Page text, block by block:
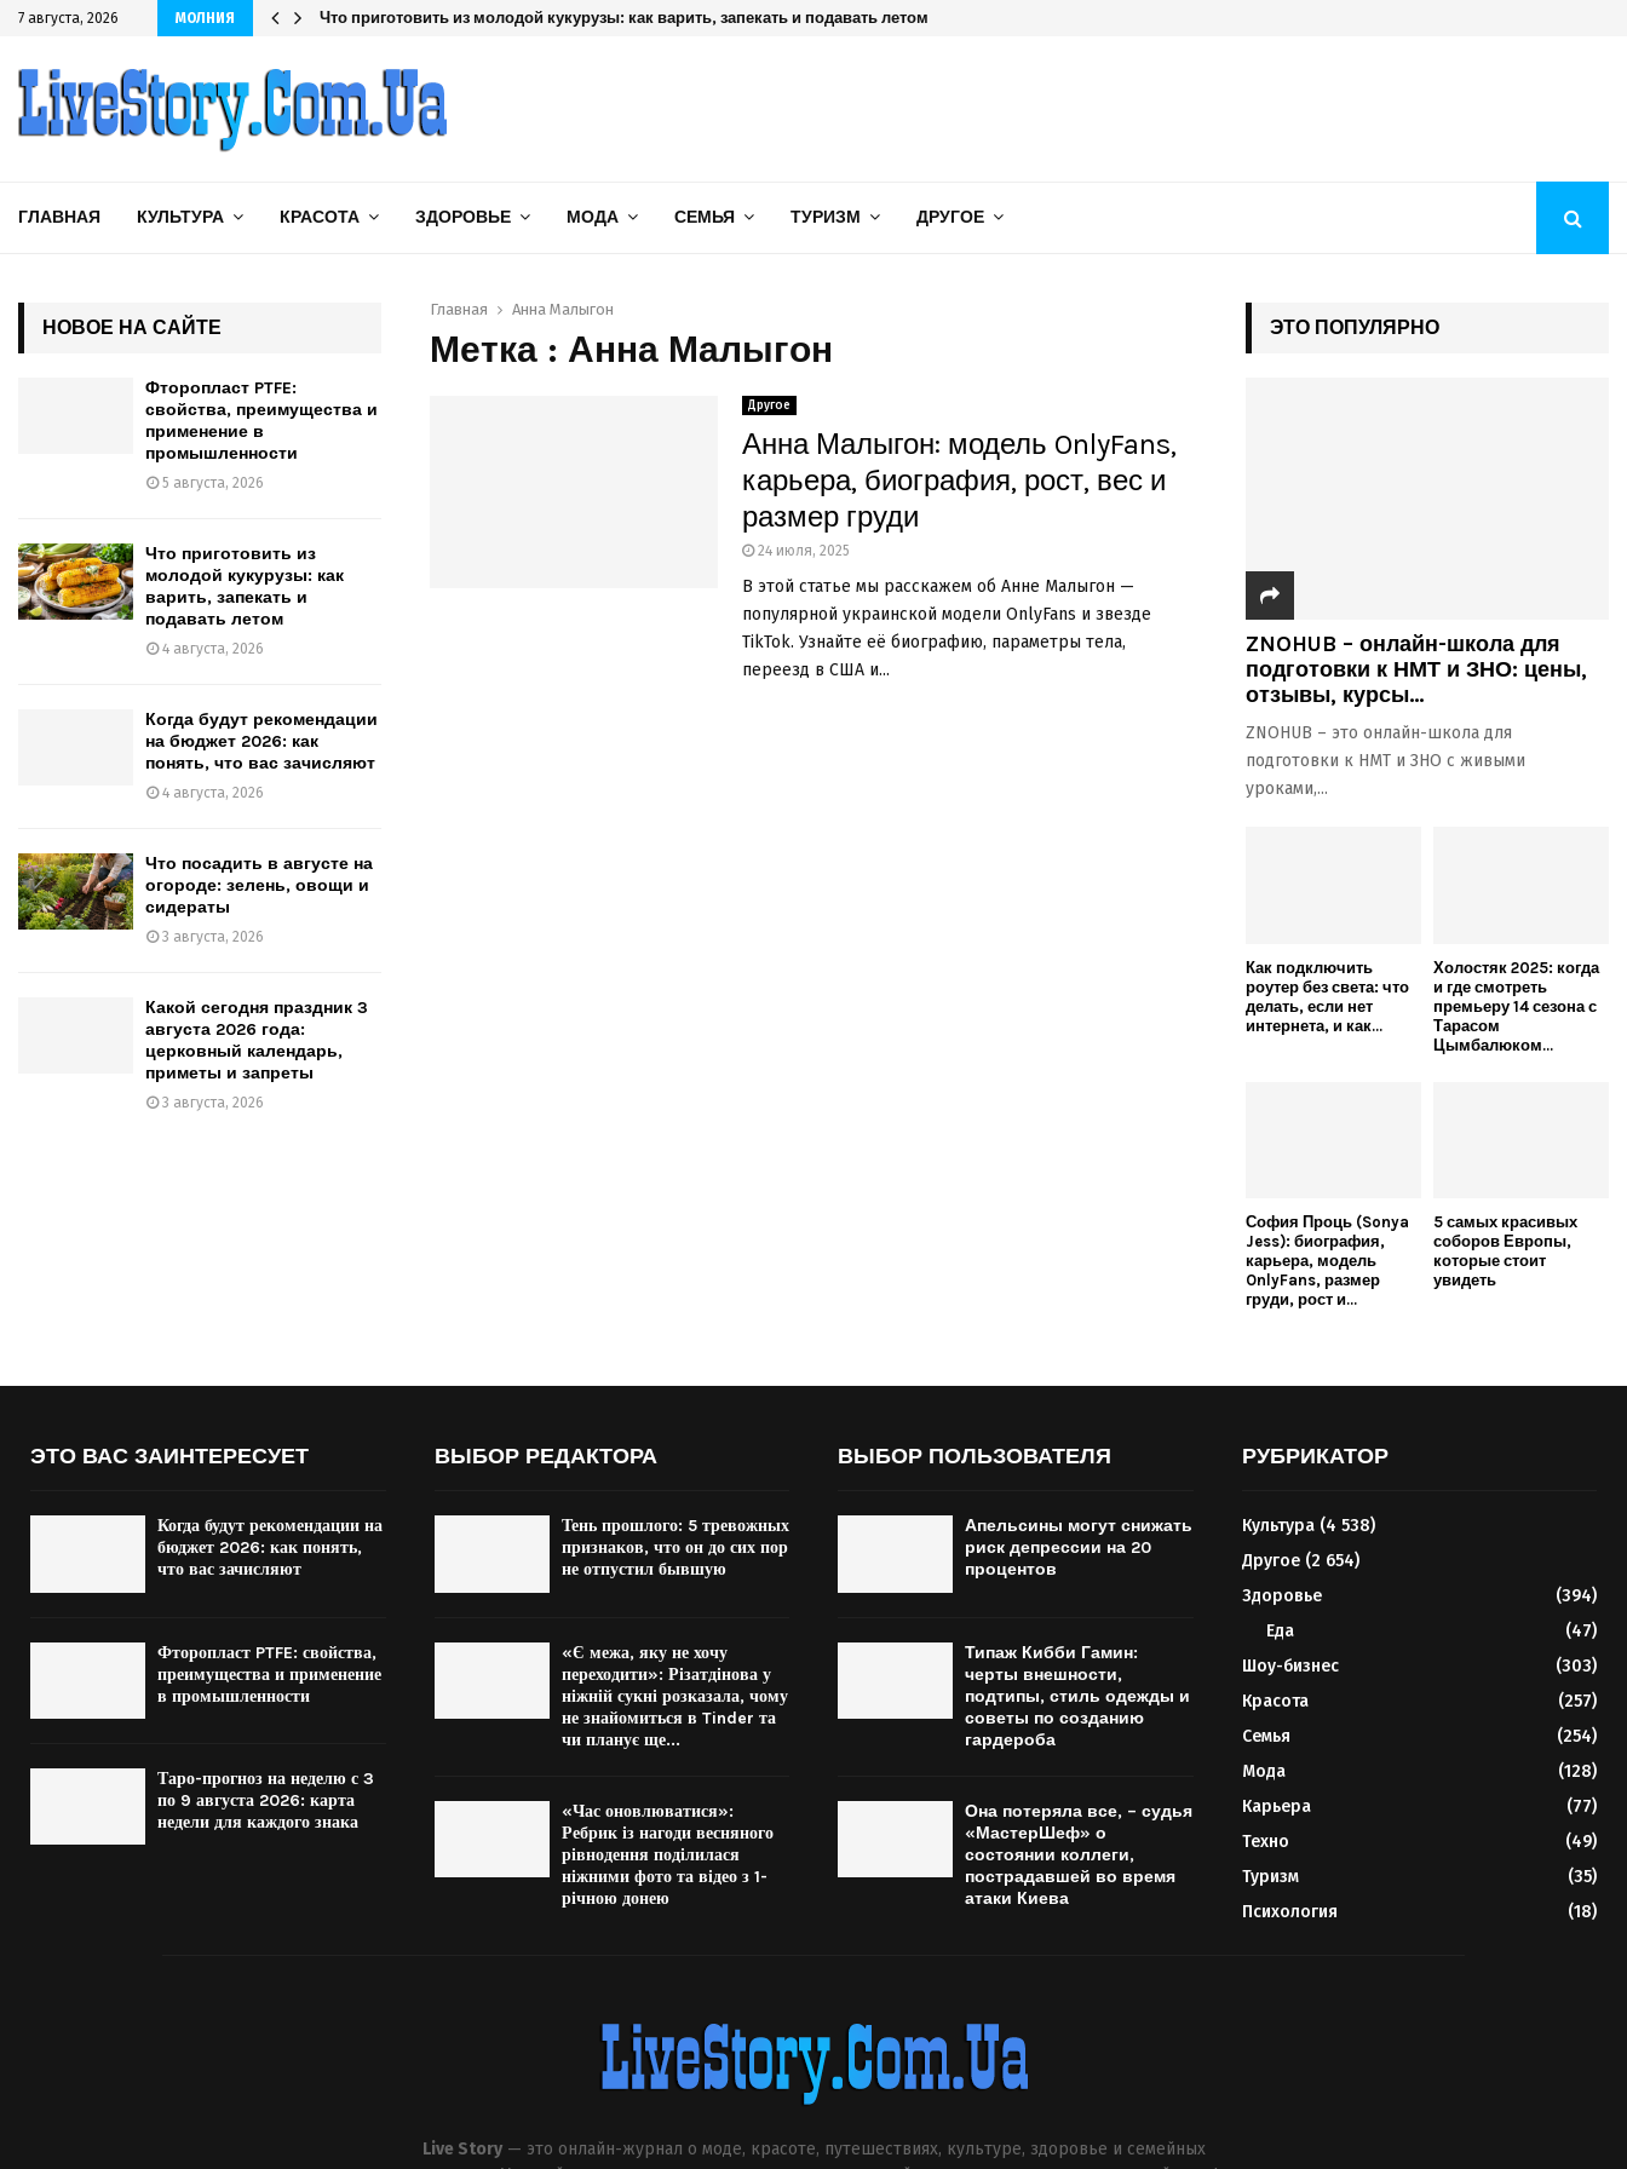
7 августа, 2026 МОЛНИЯ Что приготовить из молодой кукурузы: как варить, запекать и подавать летом
ГЛАВНАЯ КУЛЬТУРА КРАСОТА ЗДОРОВЬЕ МОДА СЕМЬЯ ТУРИЗМ ДРУГОЕ
Главная Анна Малыгон
Метка : Анна Малыгон
Другое
Анна Малыгон: модель OnlyFans,
карьера, биография, рост, вес и
размер груди
24 июля, 2025
В этой статье мы расскажем об Анне Малыгон —
популярной украинской модели OnlyFans и звезде
TikTok. Узнайте её биографию, параметры тела,
переезд в США и...
НОВОЕ НА САЙТЕ
Фторопласт PTFE:
свойства, преимущества и
применение в
промышленности
5 августа, 2026
Что приготовить из
молодой кукурузы: как
варить, запекать и
подавать летом
4 августа, 2026
Когда будут рекомендации
на бюджет 2026: как
понять, что вас зачисляют
4 августа, 2026
Что посадить в августе на
огороде: зелень, овощи и
сидераты
3 августа, 2026
Какой сегодня праздник 3
августа 2026 года:
церковный календарь,
приметы и запреты
3 августа, 2026
ЭТО ПОПУЛЯРНО
ZNOHUB – онлайн-школа для
подготовки к НМТ и ЗНО: цены,
отзывы, курсы...
ZNOHUB – это онлайн-школа для
подготовки к НМТ и ЗНО с живыми
уроками,...
Как подключить
роутер без света: что
делать, если нет
интернета, и как...
Холостяк 2025: когда
и где смотреть
премьеру 14 сезона с
Тарасом
Цымбалюком...
София Проць (Sonya
Jess): биография,
карьера, модель
OnlyFans, размер
груди, рост и...
5 самых красивых
соборов Европы,
которые стоит
увидеть
ЭТО ВАС ЗАИНТЕРЕСУЕТ
Когда будут рекомендации на
бюджет 2026: как понять,
что вас зачисляют
Фторопласт PTFE: свойства,
преимущества и применение
в промышленности
Таро-прогноз на неделю с 3
по 9 августа 2026: карта
недели для каждого знака
ВЫБОР РЕДАКТОРА
Тень прошлого: 5 тревожных
признаков, что он до сих пор
не отпустил бывшую
«Є межа, яку не хочу
переходити»: Різатдінова у
ніжній сукні розказала, чому
не знайомиться в Tinder та
чи планує ще...
«Час оновлюватися»:
Ребрик із нагоди весняного
рівнодення поділилася
ніжними фото та відео з 1-
річною донею
ВЫБОР ПОЛЬЗОВАТЕЛЯ
Апельсины могут снижать
риск депрессии на 20
процентов
Типаж Кибби Гамин:
черты внешности,
подтипы, стиль одежды и
советы по созданию
гардероба
Она потеряла все, – судья
«МастерШеф» о
состоянии коллеги,
пострадавшей во время
атаки Киева
РУБРИКАТОР
Культура(4 538)
Другое(2 654)
Здоровье
(394)
Еда
(47)
Шоу-бизнес
(303)
Красота
(257)
Семья
(254)
Мода
(128)
Карьера
(77)
Техно
(49)
Туризм
(35)
Психология
(18)
Live Story— это онлайн-журнал о моде, красоте, путешествиях, культуре, здоровье и семейных